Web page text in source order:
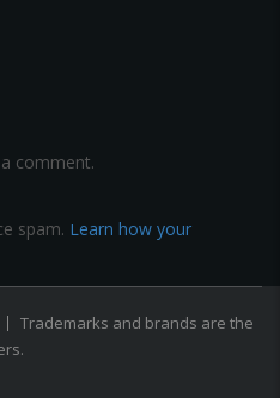
comment.
spam. Learn how your
Trademarks and brands are the